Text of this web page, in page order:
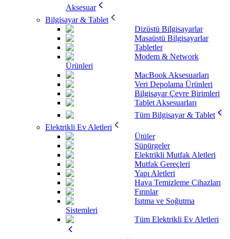
Aksesuar
Bilgisayar & Tablet
Dizüstü Bilgisayarlar
Masaüstü Bilgisayarlar
Tabletler
Modem & Network
Ürünleri
MacBook Aksesuarları
Veri Depolama Ürünleri
Bilgisayar Çevre Birimleri
Tablet Aksesuarları
Tüm Bilgisayar & Tablet
Elektrikli Ev Aletleri
Ütüler
Süpürgeler
Elektrikli Mutfak Aletleri
Mutfak Gereçleri
Yapı Aletleri
Hava Temizleme Cihazları
Fırınlar
Isıtma ve Soğutma
Sistemleri
Tüm Elektrikli Ev Aletleri